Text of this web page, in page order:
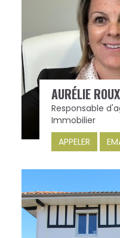
AURÉLIE
Responsable
Immobilier
APPELER